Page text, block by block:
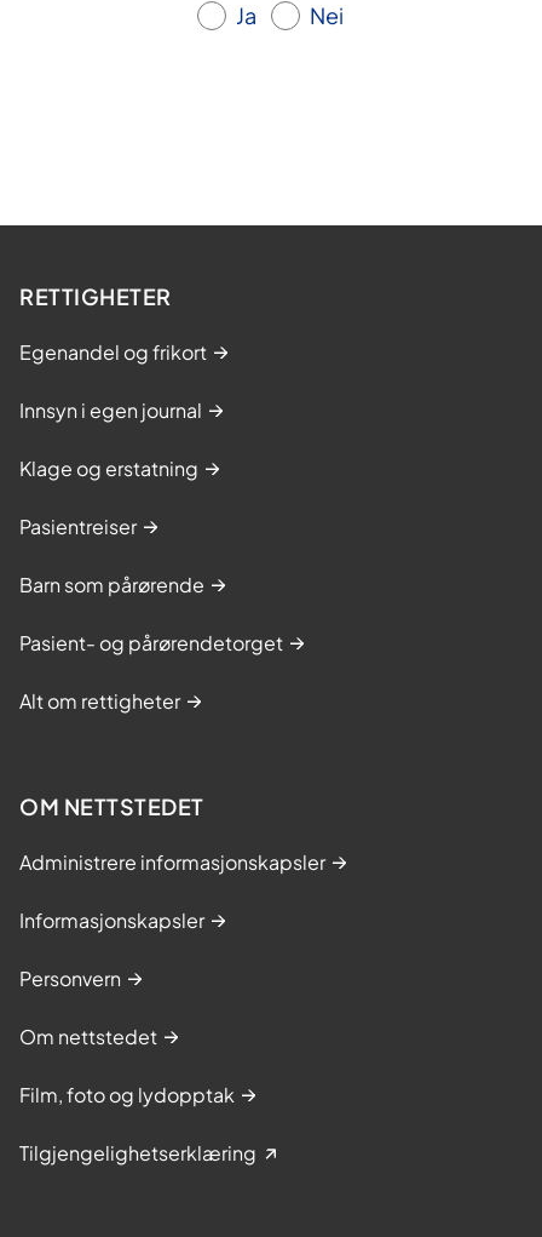
Ja Nei
RETTIGHETER
Egenandel og frikort
Innsyn i egen journal
Klage og erstatning
Pasientreiser
Barn som pårørende
Pasient- og pårørendetorget
Alt om rettigheter
OM NETTSTEDET
Administrere informasjonskapsler
Informasjonskapsler
Personvern
Om nettstedet
Film, foto og lydopptak
Tilgjengelighetserklæring